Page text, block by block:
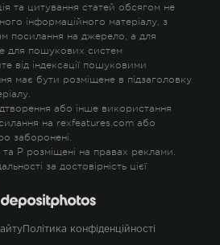
та цитування статей обсягом не
інформаційного матеріалу, з
посилання на джерело, а для
для пошукових систем
від індексації пошуковими
має бути розміщене в підзаголовку
або інше використання
на rexfeatures.com або
заборонені.
та P розміщені на правах реклами.
за достовірність цієї
Політика конфіденційності